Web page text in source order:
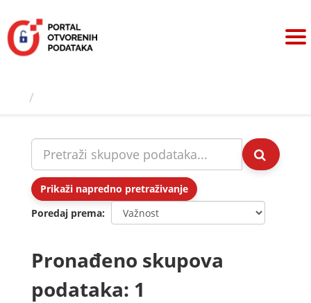
sadržaj
Prikaži napredno pretraživanje
Poredaj prema
Pronađeno skupova
podataka: 1